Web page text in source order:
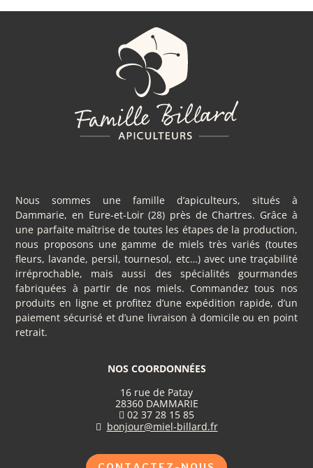
Nous sommes une famille d’apiculteurs, situés à
Dammarie, en Eure-et-Loir (28) près de Chartres. Grâce à
une parfaite maîtrise de toutes les étapes de la production,
nous proposons une gamme de miels très variés (toutes
fleurs, lavande, persil, tournesol, etc…) avec une traçabilité
irréprochable, mais aussi des spécialités gourmandes
fabriquées à partir de nos miels. Commandez tous nos
produits en ligne et profitez d’une expédition rapide, d’un
paiement sécurisé et d’une livraison à domicile ou en point
retrait.
NOS COORDONNÉES
16 rue de Patay
28360 DAMMARIE
 02 37 28 15 85
 bonjour@miel-billard.fr